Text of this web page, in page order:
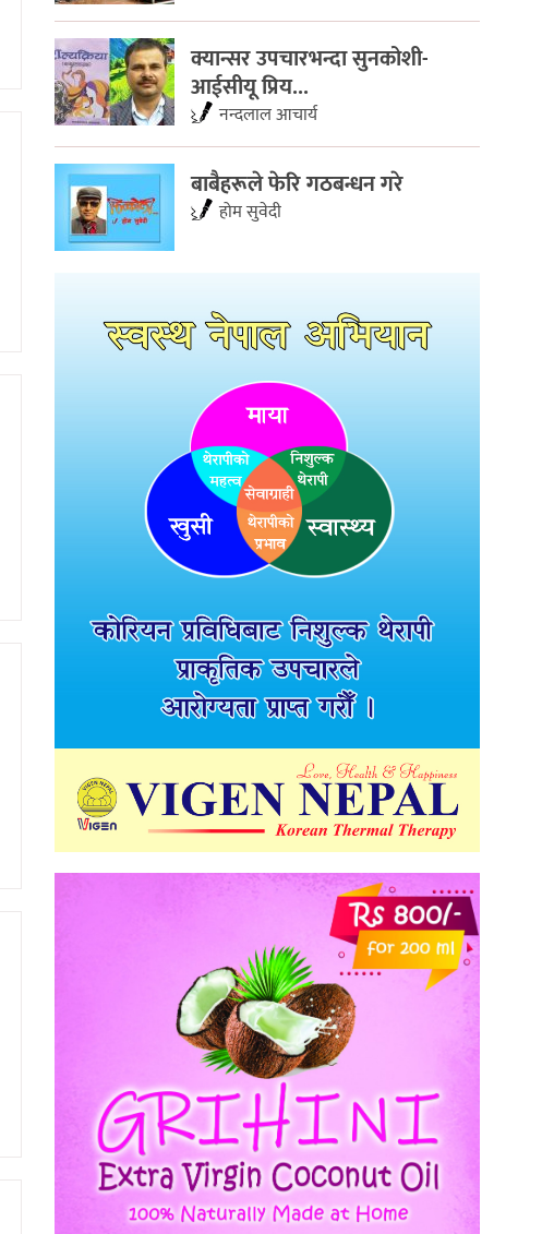
​क्यान्सर उपचारभन्दा सुनकोशी-
आईसीयू प्रिय...
नन्दलाल आचार्य
बाबैहरूले फेरि गठबन्धन गरे
होम सुवेदी